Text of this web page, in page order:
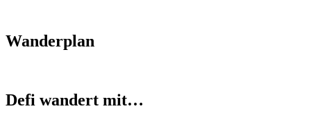
Wanderplan
Defi wandert mit…